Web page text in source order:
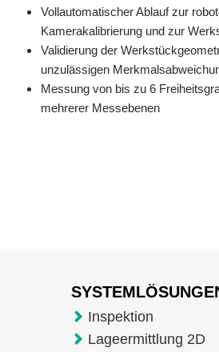
Vollautomatischer Ablauf zur
Kamerakalibrierung und zur
Validierung der
unzulässigen
Messung von bis zu 6
mehrerer Messebenen
Inspektion
Lageermittlung 2D